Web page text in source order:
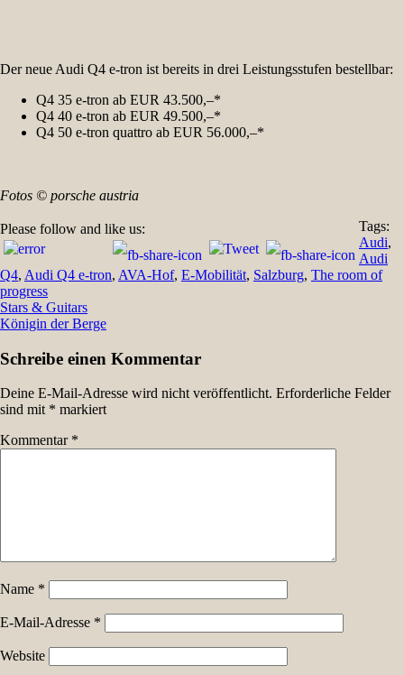
Der neue Audi Q4 e-tron ist bereits in drei Leistungsstufen bestellbar:
Q4 35 e-tron ab EUR 43.500,–*
Q4 40 e-tron ab EUR 49.500,–*
Q4 50 e-tron quattro ab EUR 56.000,–*
Fotos © porsche austria
Please follow and like us:
Tags:
Audi,
Audi
Q4, Audi Q4 e-tron, AVA-Hof, E-Mobilität, Salzburg, The room of
progress
Beitragsnavigation
Stars & Guitars
Königin der Berge
Schreibe einen Kommentar
Deine E-Mail-Adresse wird nicht veröffentlicht. Erforderliche Felder
sind mit * markiert
Kommentar *
Name *
E-Mail-Adresse *
Website